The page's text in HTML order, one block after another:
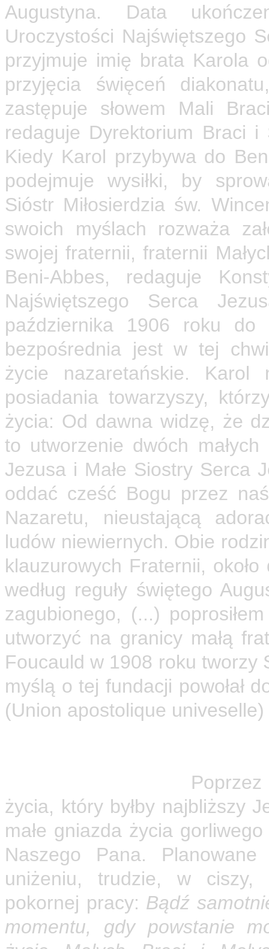
Augustyna. Data
Uroczystości Najświętszego
przyjmuje imię brata Karola
przyjęcia święceń
zastępuje słowem Mali
redaguje Dyrektorium Braci
Kiedy Karol przybywa do
podejmuje wysiłki, by
Sióstr Miłosierdzia św.
swoich myślach rozważa
swojej fraternii, fraternii
Beni-Abbes, redaguje
Najświętszego Serca
października 1906 roku do
bezpośrednia jest w tej
życie nazaretańskie. Karol
posiadania towarzyszy,
życia: Od dawna widzę, że
to utworzenie dwóch
Jezusa i Małe Siostry Serca
oddać cześć Bogu przez
Nazaretu, nieustającą
ludów niewiernych. Obie
klauzurowych Fraternii,
według reguły świętego
zagubionego, (...)
utworzyć na granicy małą
Foucauld w 1908 roku tworzy
myślą o tej fundacji powołał
(Union apostolique univeselle)
życia, który byłby najbliższy
małe gniazda życia
Naszego Pana.
uniżeniu, trudzie, w ciszy,
pokornej pracy: Bądź
momentu, gdy powstanie